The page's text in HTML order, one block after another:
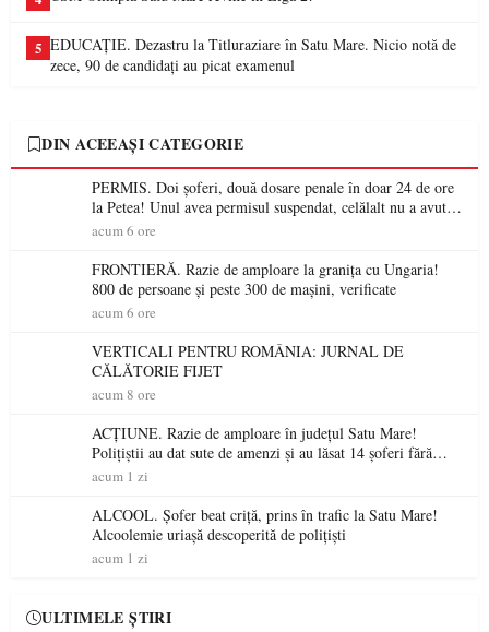
5 EDUCAȚIE. Dezastru la Titluraziare în Satu Mare. Nicio notă de
zece, 90 de candidați au picat examenul
DIN ACEEAȘI CATEGORIE
PERMIS. Doi șoferi, două dosare penale în doar 24 de ore
la Petea! Unul avea permisul suspendat, celălalt nu a avut
niciodată permis
acum 6 ore
FRONTIERĂ. Razie de amploare la granița cu Ungaria!
800 de persoane și peste 300 de mașini, verificate
acum 6 ore
VERTICALI PENTRU ROMÂNIA: JURNAL DE
CĂLĂTORIE FIJET
acum 8 ore
ACȚIUNE. Razie de amploare în județul Satu Mare!
Polițiștii au dat sute de amenzi și au lăsat 14 șoferi fără
permis într-o singură zi
acum 1 zi
ALCOOL. Șofer beat criță, prins în trafic la Satu Mare!
Alcoolemie uriașă descoperită de polițiști
acum 1 zi
ULTIMELE ȘTIRI